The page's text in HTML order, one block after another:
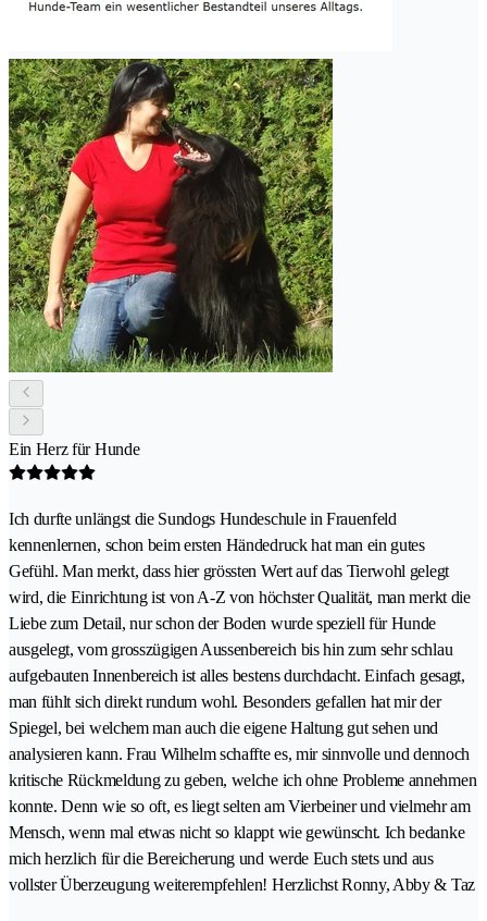
Ein Herz für Hunde
Ich durfte unlängst die Sundogs Hundeschule in Frauenfeld
kennenlernen, schon beim ersten Händedruck hat man ein gutes
Gefühl. Man merkt, dass hier grössten Wert auf das Tierwohl gelegt
wird, die Einrichtung ist von A-Z von höchster Qualität, man merkt die
Liebe zum Detail, nur schon der Boden wurde speziell für Hunde
ausgelegt, vom grosszügigen Aussenbereich bis hin zum sehr schlau
aufgebauten Innenbereich ist alles bestens durchdacht. Einfach gesagt,
man fühlt sich direkt rundum wohl. Besonders gefallen hat mir der
Spiegel, bei welchem man auch die eigene Haltung gut sehen und
analysieren kann. Frau Wilhelm schaffte es, mir sinnvolle und dennoch
kritische Rückmeldung zu geben, welche ich ohne Probleme annehmen
konnte. Denn wie so oft, es liegt selten am Vierbeiner und vielmehr am
Mensch, wenn mal etwas nicht so klappt wie gewünscht. Ich bedanke
mich herzlich für die Bereicherung und werde Euch stets und aus
vollster Überzeugung weiterempfehlen! Herzlichst Ronny, Abby & Taz